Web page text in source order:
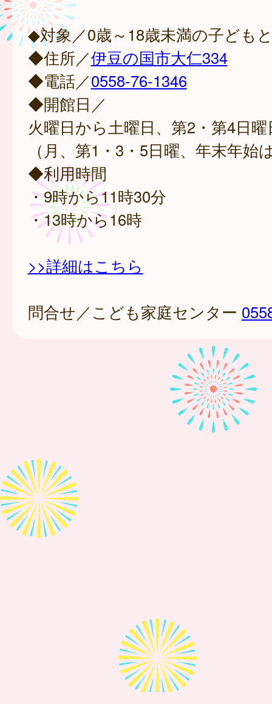
◆対象／0歳～18歳未満の子ども
◆住所／伊豆の国市大仁334
◆電話／0558-76-1346
◆開館日／
火曜日から土曜日、第2・第4日曜
（月、第1・3・5日曜、年末年始
◆利用時間
・9時から11時30分
・13時から16時
>>詳細はこちら
問合せ／こども家庭センター